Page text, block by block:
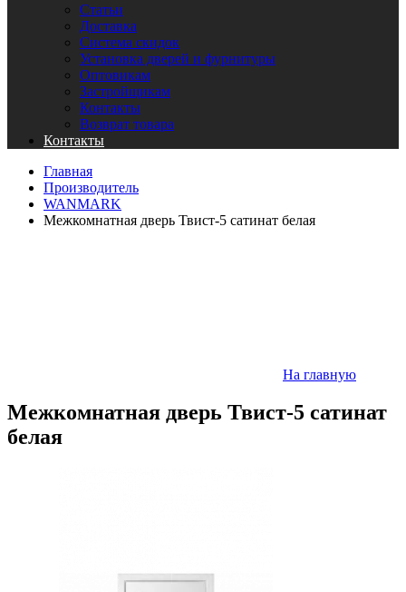
Статьи
Доставка
Система скидок
Установка дверей и фурнитуры
Оптовикам
Застройщикам
Контакты
Возврат товара
Контакты
Главная
Производитель
WANMARK
Межкомнатная дверь Твист-5 сатинат белая
На главную
Межкомнатная дверь Твист-5 сатинат
белая